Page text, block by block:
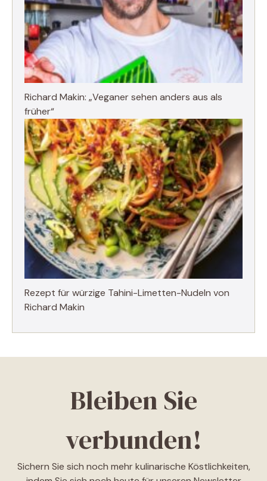
Richard Makin: „Veganer sehen anders aus als
früher“
Rezept für würzige Tahini-Limetten-Nudeln von
Richard Makin
Bleiben Sie
verbunden!
Sichern Sie sich noch mehr kulinarische Köstlichkeiten,